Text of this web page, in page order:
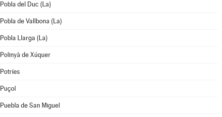
Pobla del Duc (La)
Pobla de Vallbona (La)
Pobla Llarga (La)
Polinyà de Xúquer
Potríes
Puçol
Puebla de San Miguel